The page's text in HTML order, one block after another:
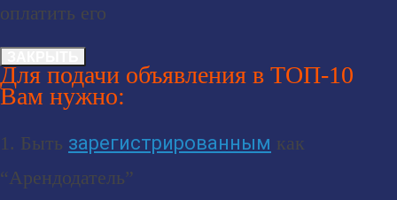
оплатить его
Для подачи объявления в ТОП-10
Вам нужно:
1. Быть зарегистрированным как
“Арендодатель”